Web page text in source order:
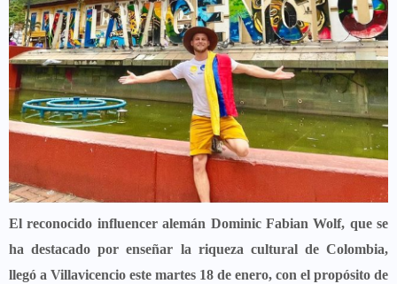
El reconocido influencer alemán Dominic Fabian Wolf, que se
ha destacado por enseñar la riqueza cultural de Colombia,
llegó a Villavicencio este martes 18 de enero, con el propósito de